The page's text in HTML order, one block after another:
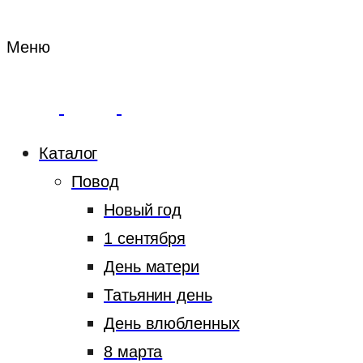
Меню
Каталог
Повод
Новый год
1 сентября
День матери
Татьянин день
День влюбленных
8 марта